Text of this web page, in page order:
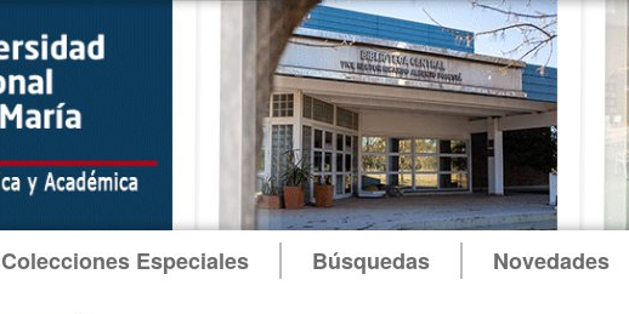
Colecciones Especiales Búsquedas Novedades